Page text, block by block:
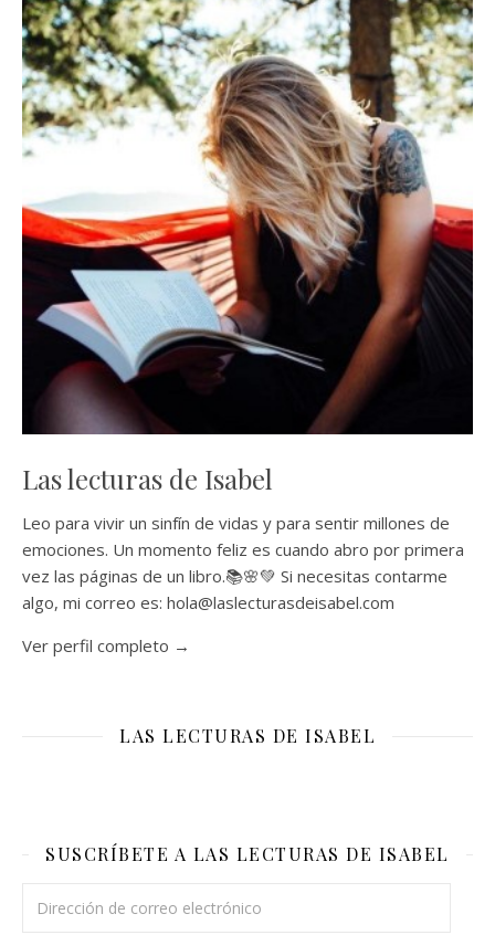
Las lecturas de Isabel
Leo para vivir un sinfín de vidas y para sentir millones de
emociones. Un momento feliz es cuando abro por primera
vez las páginas de un libro.📚🌸💚 Si necesitas contarme
algo, mi correo es: hola@laslecturasdeisabel.com
Ver perfil completo →
LAS LECTURAS DE ISABEL
SUSCRÍBETE A LAS LECTURAS DE ISABEL